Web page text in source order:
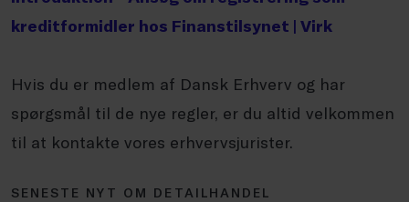
kreditformidler hos Finanstilsynet | Virk
Hvis du er medlem af Dansk Erhverv og har
spørgsmål til de nye regler, er du altid velkommen
til at kontakte vores erhvervsjurister.
SENESTE NYT OM DETAILHANDEL